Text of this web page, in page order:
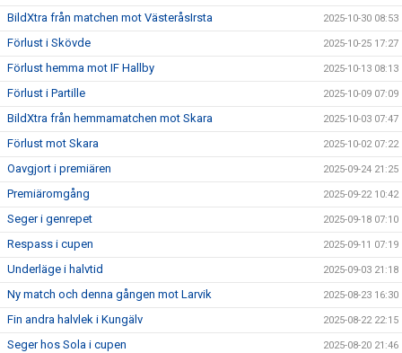
BildXtra från matchen mot VästeråsIrsta 2025-10-30 08:53
Förlust i Skövde 2025-10-25 17:27
Förlust hemma mot IF Hallby 2025-10-13 08:13
Förlust i Partille 2025-10-09 07:09
BildXtra från hemmamatchen mot Skara 2025-10-03 07:47
Förlust mot Skara 2025-10-02 07:22
Oavgjort i premiären 2025-09-24 21:25
Premiäromgång 2025-09-22 10:42
Seger i genrepet 2025-09-18 07:10
Respass i cupen 2025-09-11 07:19
Underläge i halvtid 2025-09-03 21:18
Ny match och denna gången mot Larvik 2025-08-23 16:30
Fin andra halvlek i Kungälv 2025-08-22 22:15
Seger hos Sola i cupen 2025-08-20 21:46